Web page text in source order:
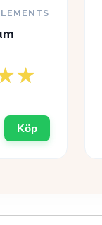
Köp